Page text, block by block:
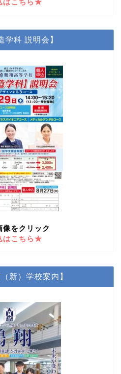
はこちら★
学科 説明会】
像をクリック
はこちら★
新）学校案内】